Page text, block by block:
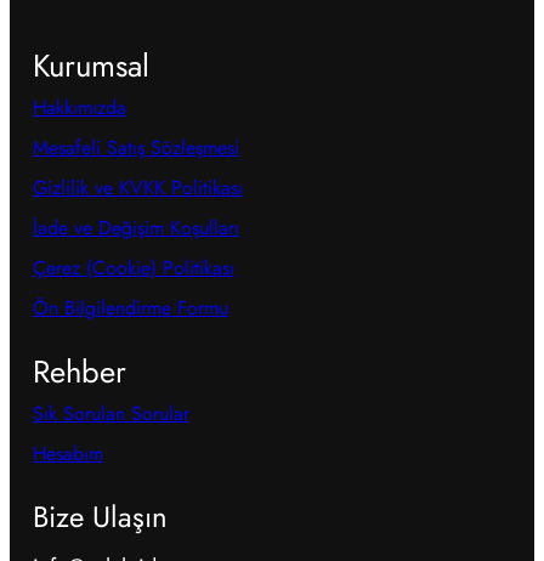
Kurumsal
Hakkımızda
Mesafeli Satış Sözleşmesi
Gizlilik ve KVKK Politikası
İade ve Değişim Koşulları
Çerez (Cookie) Politikası
Ön Bilgilendirme Formu
Rehber
Sık Sorulan Sorular
Hesabım
Bize Ulaşın